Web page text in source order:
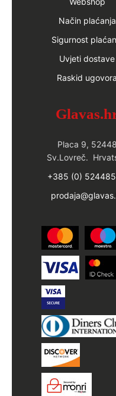
Način plaćanja
Sigurnost
Uvjeti dostave
Raskid ugovora
Placa 9, 52448
Sv.Lovreč.
+385 (0)